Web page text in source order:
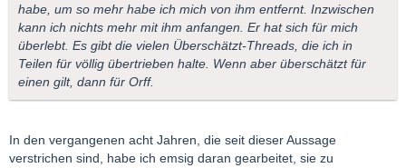
habe, um so mehr habe ich mich von ihm entfernt. Inzwischen
kann ich nichts mehr mit ihm anfangen. Er hat sich für mich
überlebt. Es gibt die vielen Überschätzt-Threads, die ich in
Teilen für völlig übertrieben halte. Wenn aber überschätzt für
einen gilt, dann für Orff.
In den vergangenen acht Jahren, die seit dieser Aussage
verstrichen sind, habe ich emsig daran gearbeitet, sie zu